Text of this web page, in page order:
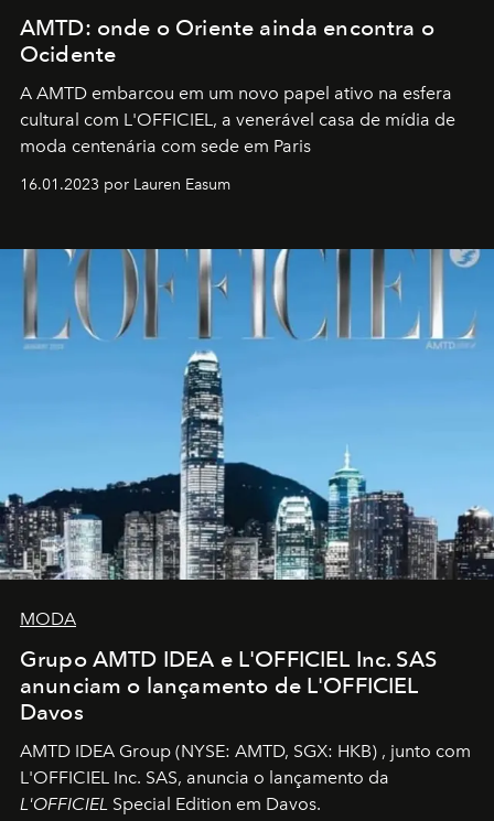
AMTD: onde o Oriente ainda encontra o
Ocidente
A AMTD embarcou em um novo papel ativo na esfera
cultural com L'OFFICIEL, a venerável casa de mídia de
moda centenária com sede em Paris
16.01.2023 por Lauren Easum
MODA
Grupo AMTD IDEA e L'OFFICIEL Inc. SAS
anunciam o lançamento de L'OFFICIEL
Davos
AMTD IDEA Group (NYSE: AMTD, SGX: HKB) , junto com
L'OFFICIEL Inc. SAS, anuncia o lançamento da
L'OFFICIEL Special Edition em Davos.